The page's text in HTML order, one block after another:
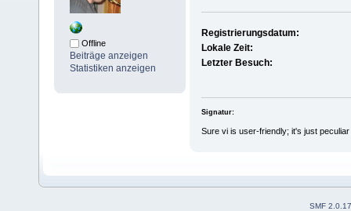
Offline
Beiträge anzeigen
Statistiken anzeigen
Registrierungsdatum:
Lokale Zeit:
Letzter Besuch:
Signatur:
Sure vi is user-friendly; it's just
SMF 2.0.17